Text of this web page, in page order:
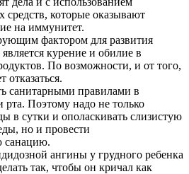
средств, которые оказывают
на иммунитет.
фактором для развития
курение и обилие в
По возможности, и от того,
отказаться.
санитарными правилами в
Поэтому надо не только
в сутки и ополаскивать слизистую
но и провести
санацию.
ангины у грудного ребенка
так, чтобы он кричал как